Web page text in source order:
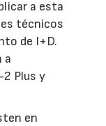
a esta
técnicos
de I+D.
a
2 Plus y
en